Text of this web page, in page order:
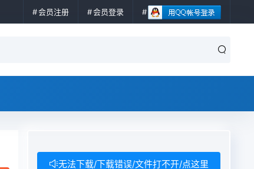
会员注册 会员登录
无法下载/下载错误/文件打不开/点这里